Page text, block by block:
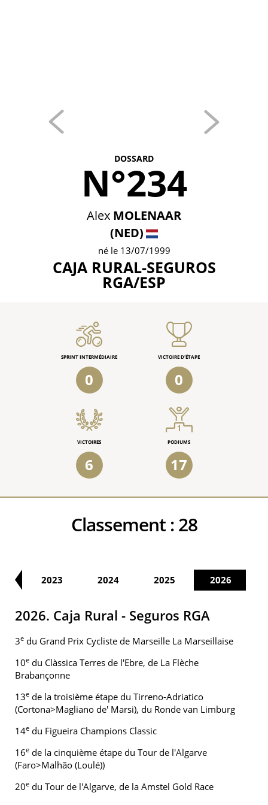
DOSSARD
N°234
Alex MOLENAAR
(NED)
né le 13/07/1999
CAJA RURAL-SEGUROS
RGA/ESP
SPRINT INTERMÉDIAIRE
0
VICTOIRE D'ÉTAPE
0
VICTOIRES
6
PODIUMS
17
Classement :28
2023 2024 2025 2026
2026. Caja Rural - Seguros RGA
3e du Grand Prix Cycliste de Marseille La Marseillaise
10e du Clàssica Terres de l'Ebre, de La Flèche
Brabançonne
13e de la troisième étape du Tirreno-Adriatico
(Cortona>Magliano de' Marsi), du Ronde van Limburg
14e du Figueira Champions Classic
16e de la cinquième étape du Tour de l'Algarve
(Faro>Malhão (Loulé))
20e du Tour de l'Algarve, de la Amstel Gold Race